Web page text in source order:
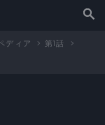
ディア
第1話